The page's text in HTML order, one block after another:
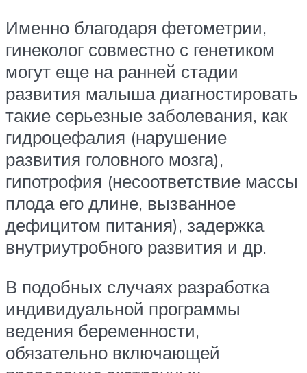
Именно благодаря фетометрии,
гинеколог совместно с генетиком
могут еще на ранней стадии
развития малыша диагностировать
такие серьезные заболевания, как
гидроцефалия (нарушение
развития головного мозга),
гипотрофия (несоответствие массы
плода его длине, вызванное
дефицитом питания), задержка
внутриутробного развития и др.
В подобных случаях разработка
индивидуальной программы
ведения беременности,
обязательно включающей